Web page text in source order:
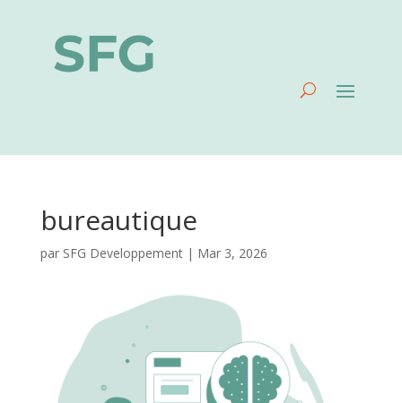
bureautique
par SFG Developpement| Mar 3, 2026